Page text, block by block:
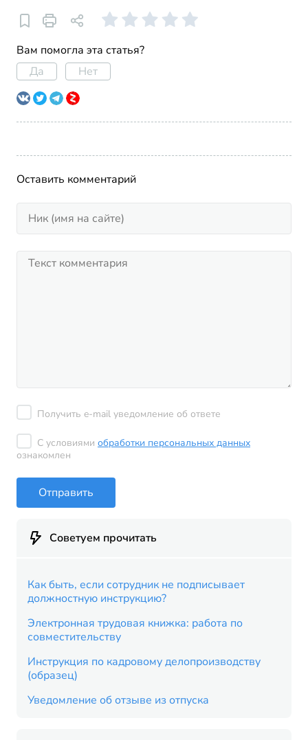
Вам помогла эта статья?
Да
Нет
Оставить комментарий
Получить e-mail уведомление об ответе
С условиями обработки персональных данных
ознакомлен
Отправить
Советуем прочитать
Как быть, если сотрудник не подписывает
должностную инструкцию?
Электронная трудовая книжка: работа по
совместительству
Инструкция по кадровому делопроизводству
(образец)
Уведомление об отзыве из отпуска